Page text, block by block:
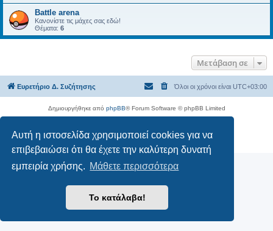
Αυτή η ιστοσελίδα χρησιμοποιεί cookies για να
επιβεβαιώσει ότι θα έχετε την καλύτερη δυνατή
εμπειρία χρήσης. Μάθετε περισσότερα
Το κατάλαβα!
Battle arena
Κανονίστε τις μάχες σας εδώ!
Θέματα: 6
Μετάβαση σε
Ευρετήριο Δ. Συζήτησης Όλοι οι χρόνοι είναι UTC+03:00
Δημιουργήθηκε από phpBB® Forum Software © phpBB Limited
Ελληνική μετάφραση από το
phpbbgr.com
Απόρρητο